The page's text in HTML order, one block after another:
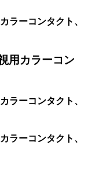
ラーコンタクト、
用カラーコン
ラーコンタクト、
ラーコンタクト、